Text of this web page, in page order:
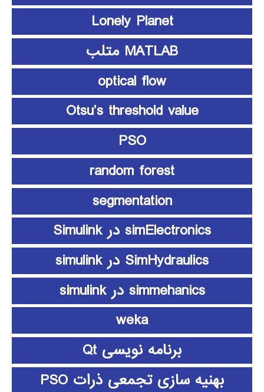
Lonely Planet
MATLAB متلب
optical flow
Otsu’s threshold value
PSO
random forest
segmentation
simElectronics در Simulink
SimHydraulics در simulink
simmehanics در simulink
weka
برنامه نویسی Qt
بهنیه سازی تجمعی ذرات PSO